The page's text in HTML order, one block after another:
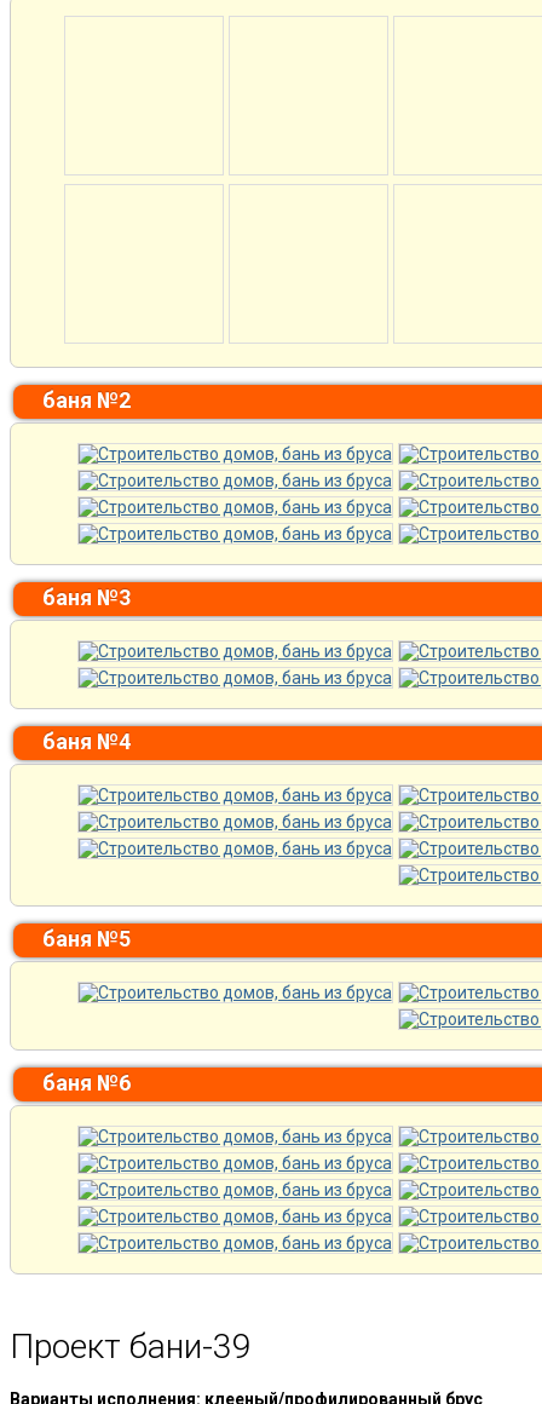
баня №2
баня №3
баня №4
баня №5
баня №6
Проект бани-39
Варианты исполнения: клееный/профилированный брус